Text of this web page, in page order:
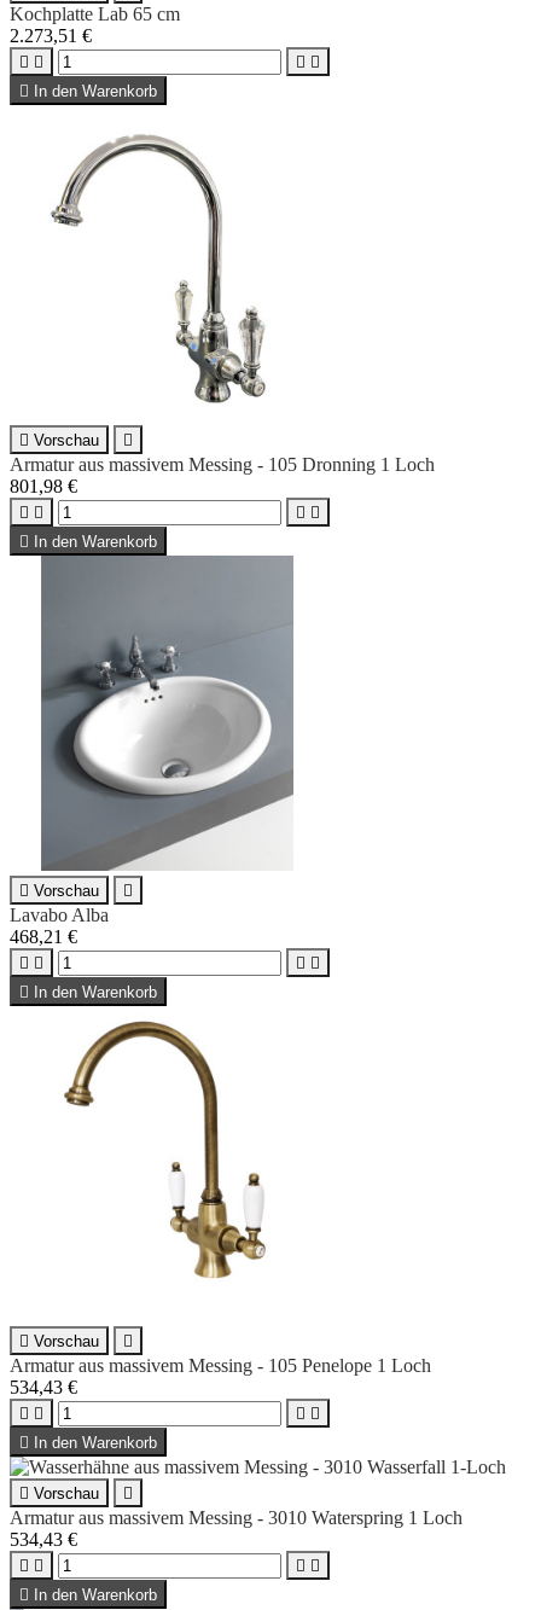
Kochplatte Lab 65 cm
2.273,51 €
   
 In den Warenkorb
 Vorschau 
Armatur aus massivem Messing - 105 Dronning 1 Loch
801,98 €
   
 In den Warenkorb
 Vorschau 
Lavabo Alba
468,21 €
   
 In den Warenkorb
 Vorschau 
Armatur aus massivem Messing - 105 Penelope 1 Loch
534,43 €
   
 In den Warenkorb
 Vorschau 
Armatur aus massivem Messing - 3010 Waterspring 1 Loch
534,43 €
   
 In den Warenkorb